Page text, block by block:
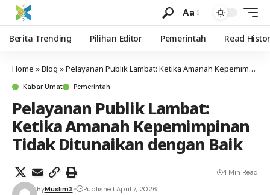
Aa
Berita Trending Pilihan Editor Pemerintah Read
Home »Blog »Pelayanan Publik Lambat: Ketika Amanah Kepemimpinan Tidak Ditunaikan dengan Baik
Kabar Umat Pemerintah
Pelayanan Publik Lambat:
Ketika Amanah Kepemimpinan
Tidak Ditunaikan dengan Baik
ByMuslimX Published April 7, 2026
4 Min Read